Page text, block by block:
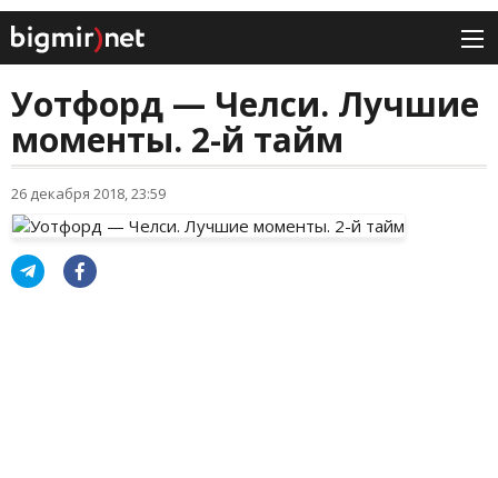
Уотфорд — Челси. Лучшие
моменты. 2-й тайм
26 декабря 2018, 23:59